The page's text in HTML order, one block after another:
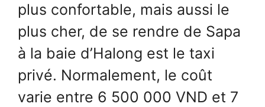
plus confortable, mais aussi le
plus cher, de se rendre de Sapa
à la baie d’Halong est le taxi
privé. Normalement, le coût
varie entre 6 500 000 VND et 7